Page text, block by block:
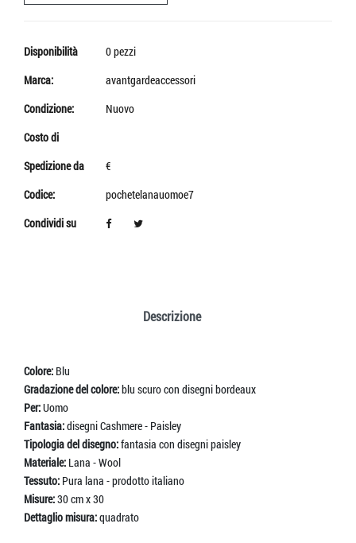
Disponibilità
0 pezzi
Marca:
avantgardeaccessori
Condizione:
Nuovo
Costo di
Spedizione da
€
Codice:
pochetelanauomoe7
Condividi su
Descrizione
Colore: Blu
Gradazione del colore:blu scuro con disegni bordeaux
Per:Uomo
Fantasia:disegni Cashmere - Paisley
Tipologia del disegno:fantasia con disegni paisley
Materiale: Lana - Wool
Tessuto: Pura lana - prodotto italiano
Misure:30 cm x 30
Dettaglio misura:quadrato